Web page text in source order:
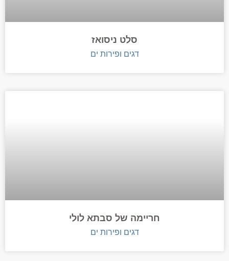
סלט ניסואז
דגים ופירות ים
חריימה של סבתא לולי
דגים ופירות ים